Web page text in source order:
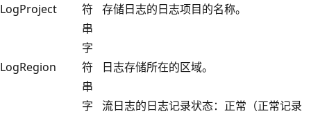
LogProject
符
串
存储日志的日志项目的名称。
LogRegion
字
符
串
日志存储所在的区域。
字
流日志的日志记录状态：正常（正常记录